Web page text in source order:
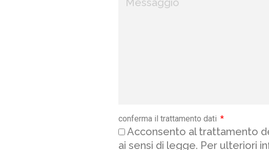
conferma il trattamento dati
Acconsento al trattamento
ai sensi di legge. Per ulteriori